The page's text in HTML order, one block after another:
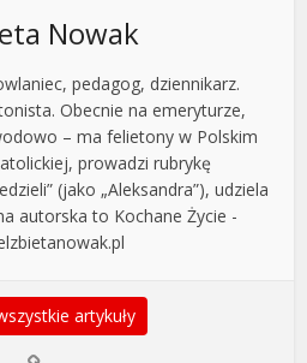
Nowak
pedagog, dziennikarz.
Obecnie na emeryturze,
– ma felietony w Polskim
prowadzi rubrykę
(jako „Aleksandra”), udziela
autorska to Kochane Życie -
artykuły